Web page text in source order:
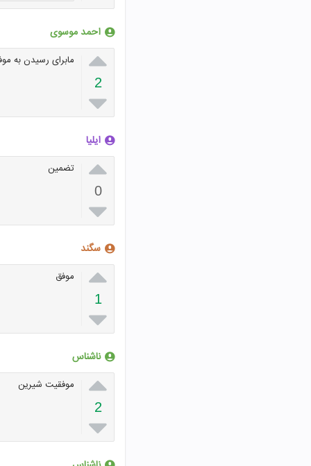
احمد موسوی

2

مابرای رسیدن به
ایلیا

0

تضمین
سگند

1

موفق
ناشناس

2

موفقیت شیرین